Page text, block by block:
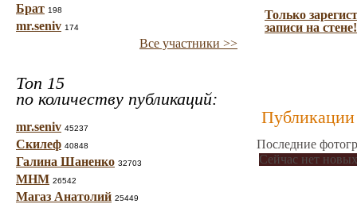
Брат 198
mr.seniv 174
Все участники >>
Топ 15
по количеству публикаций:
mr.seniv 45237
Скилеф 40848
Галина Шаненко 32703
МНМ 26542
Магаз Анатолий 25449
Только
записи на стене!
Публикации
Последние
Сейчас нет